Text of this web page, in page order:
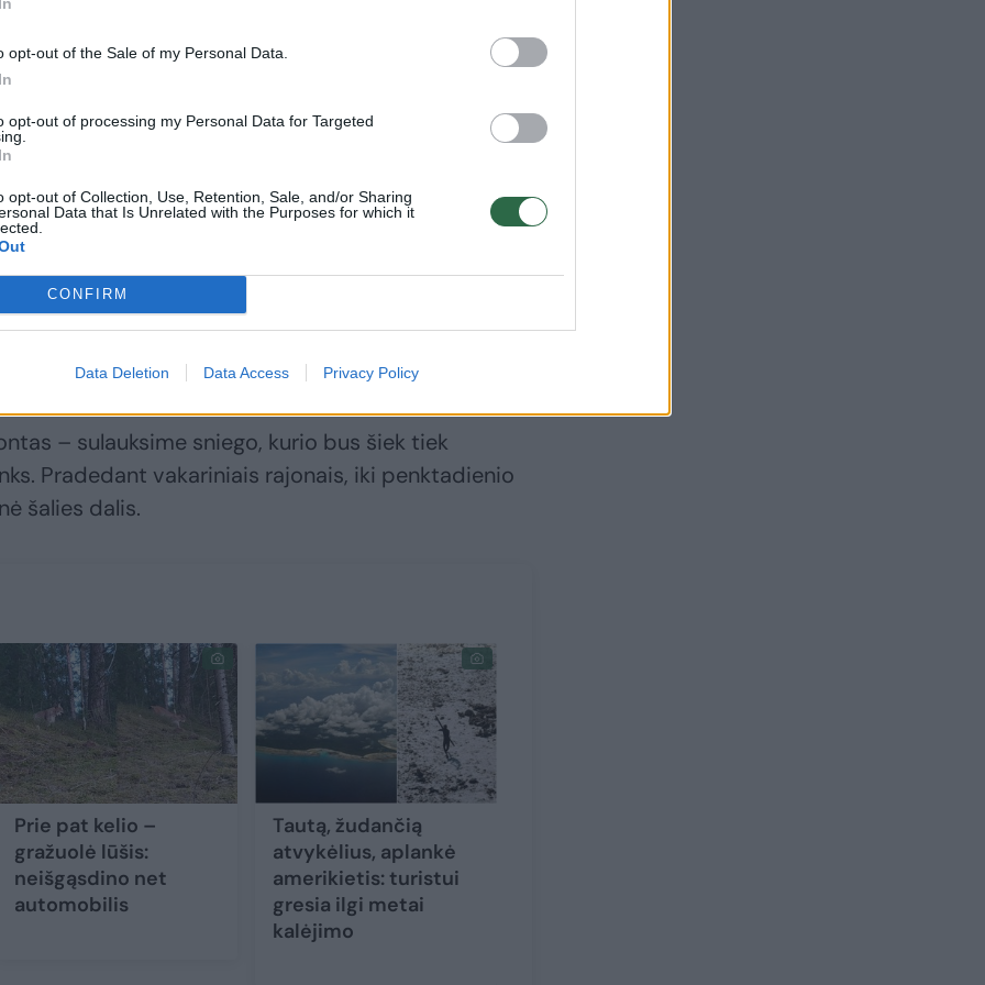
opt-out of the Sale of my Personal Data.
opt-out of processing my Personal Data for Targeted
opt-out of Collection, Use, Retention, Sale, and/or Sharing
Data that Is Unrelated with the Purposes for which it
CONFIRM
Data Deletion Data Access Privacy Policy
ir ketvirtadienio dieną. Lietuva atsidurs ciklono
laukia gana žvarbi ir vėjuota diena – gūsiai vėl
kuklių 2–6 laipsnių šilumos.
nedideli, trumpi krituliai. Daugiausia tai bus
krito ir prieš keletą parų“, – priminė P.Starkus.
tačiau, vilties suteikia sinoptikas, tai jau
kuri pažers ir gausesnių snaigių.
– sulauksime sniego, kurio bus šiek tiek
Pradedant vakariniais rajonais, iki penktadienio
šalies dalis.
Prie pat kelio –
gražuolė lūšis:
neišgąsdino net
automobilis
Tautą, žudančią
atvykėlius, aplankė
amerikietis: turistui
gresia ilgi metai
kalėjimo